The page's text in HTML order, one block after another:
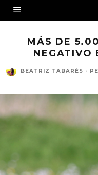
MÁS DE
NEGATIVO
BEATRIZ TABARÉS -